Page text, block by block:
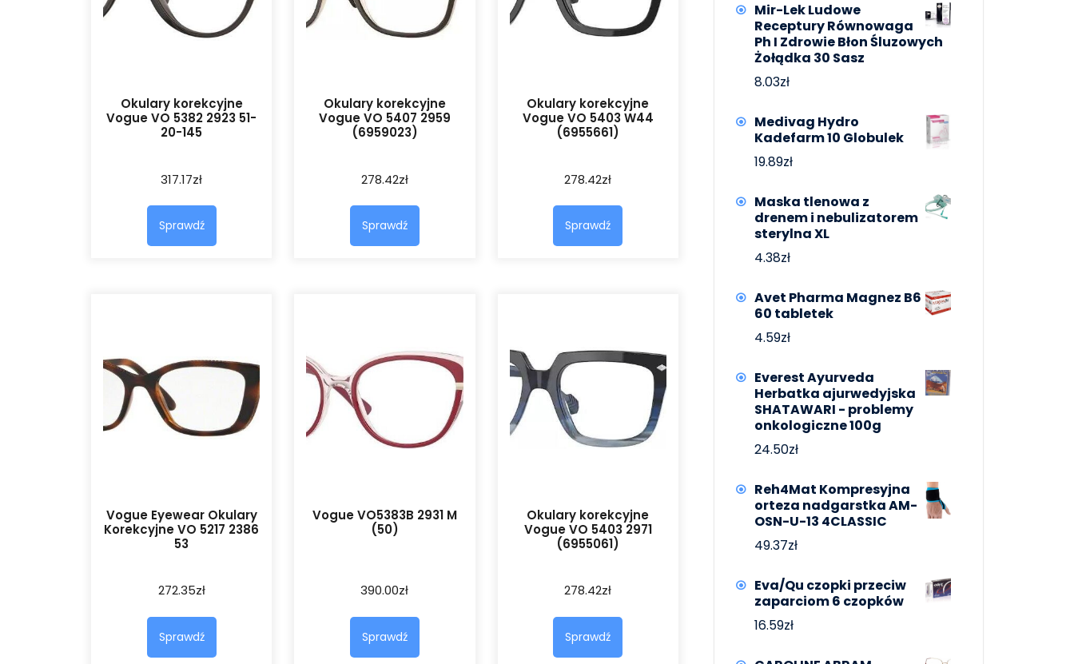
Okulary korekcyjne
Vogue VO 5382 2923 51-
20-145
317.17zł
Sprawdź
Okulary korekcyjne
Vogue VO 5407 2959
(6959023)
278.42zł
Sprawdź
Okulary korekcyjne
Vogue VO 5403 W44
(6955661)
278.42zł
Sprawdź
Vogue Eyewear Okulary
Korekcyjne VO 5217 2386
53
272.35zł
Sprawdź
Vogue VO5383B 2931 M
(50)
390.00zł
Sprawdź
Okulary korekcyjne
Vogue VO 5403 2971
(6955061)
278.42zł
Sprawdź
Mir-Lek Ludowe
Receptury Równowaga
Ph I Zdrowie Błon Śluzowych
Żołądka 30 Sasz
8.03zł
Medivag Hydro
Kadefarm 10 Globulek
19.89zł
Maska tlenowa z
drenem i nebulizatorem
sterylna XL
4.38zł
Avet Pharma Magnez B6
60 tabletek
4.59zł
Everest Ayurveda
Herbatka ajurwedyjska
SHATAWARI - problemy
onkologiczne 100g
24.50zł
Reh4Mat Kompresyjna
orteza nadgarstka AM-
OSN-U-13 4CLASSIC
49.37zł
Eva/Qu czopki przeciw
zaparciom 6 czopków
16.59zł